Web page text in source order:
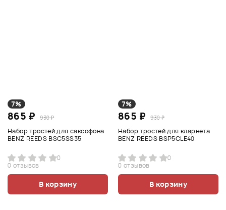
7%
865 ₽ 930 ₽
Набор тростей для саксофона
BENZ REEDS BSC5SS35
0
0 отзывов
В корзину
7%
865 ₽ 930 ₽
Набор тростей для кларнета
BENZ REEDS BSP5CLE40
0
0 отзывов
В корзину